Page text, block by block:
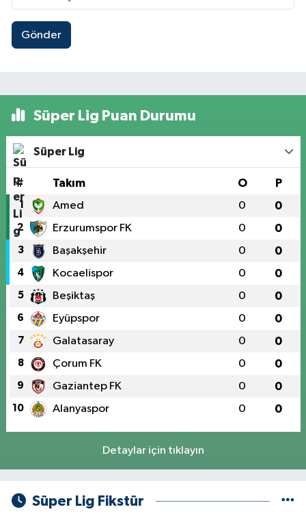
Gönder
Süper Lig Puan Durumu
Süper Lig
# Takım O P
1 Amed 0 0
2 Erzurumspor FK 0 0
3 Başakşehir 0 0
4 Kocaelispor 0 0
5 Beşiktaş 0 0
6 Eyüpspor 0 0
7 Galatasaray 0 0
8 Çorum FK 0 0
9 Gaziantep FK 0 0
10 Alanyaspor 0 0
Detaylar için tıklayın
Süper Lig Fikstür